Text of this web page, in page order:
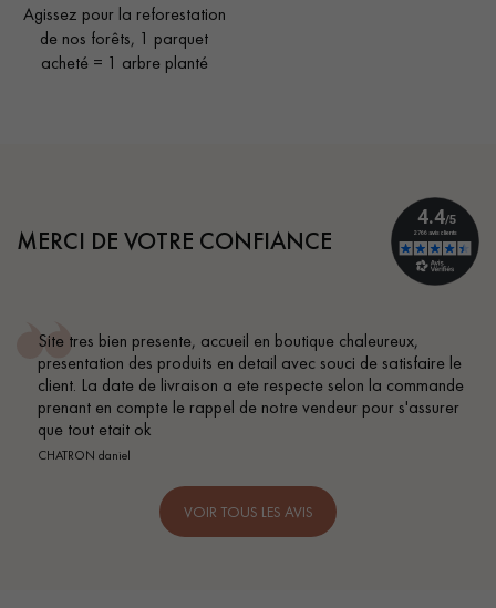
Agissez pour la reforestation
de nos forêts, 1 parquet
acheté = 1 arbre planté
MERCI DE VOTRE CONFIANCE
Site tres bien presente, accueil en boutique chaleureux,
presentation des produits en detail avec souci de satisfaire le
client. La date de livraison a ete respecte selon la commande
prenant en compte le rappel de notre vendeur pour s'assurer
que tout etait ok
CHATRON daniel
VOIR TOUS LES AVIS